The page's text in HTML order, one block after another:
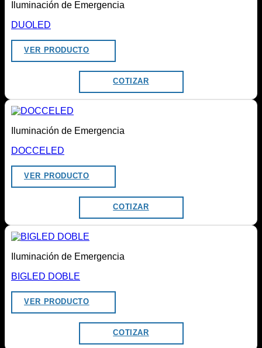
Iluminación de Emergencia
DUOLED
VER PRODUCTO
COTIZAR
Iluminación de Emergencia
DOCCELED
VER PRODUCTO
COTIZAR
Iluminación de Emergencia
BIGLED DOBLE
VER PRODUCTO
COTIZAR